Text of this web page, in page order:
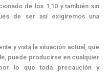
de los 1,10 y también sin
de ser así exigiremos una
y vista la situación actual, que
puede producirse en cualquier
lo que toda precaución y